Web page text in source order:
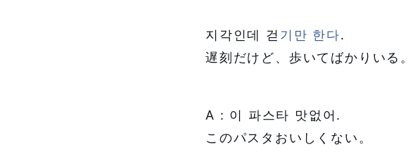
지각인데 걷 기만 한다.
遅刻だけど、歩いてばかりいる。
A : 이 파스타 맛없어.
このパスタおいしくない。